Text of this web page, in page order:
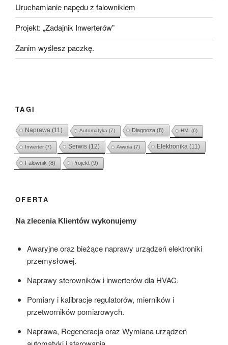
Uruchamianie napędu z falownikiem
Projekt: „Zadajnik Inwerterów”
Zanim wyślesz paczkę.
TAGI
Naprawa (11) Automatyka (7) Diagnoza (8) HMI (6)
Inwerter(7) Serwis (12) Awaria (7) Elektronika (11)
Falownik (8) Projekt (9)
OFERTA
Na zlecenia Klientów wykonujemy
Awaryjne oraz bieżące naprawy urządzeń elektroniki
przemysłowej.
Naprawy sterowników i inwerterów dla HVAC.
Pomiary i kalibracje regulatorów, mierników i
przetworników pomiarowych.
Naprawa, Regeneracja oraz Wymiana urządzeń